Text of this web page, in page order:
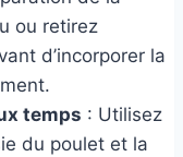
ou retirez
d’incorporer la
temps : Utilisez
du poulet et la